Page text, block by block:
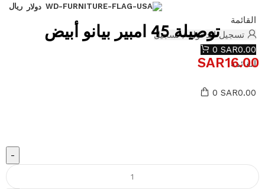
دولار ريال
القائمة
تسجيل الدخول / تسجيل
0 SAR0.00
القائمة
0 SAR0.00
توصيلة 45 امبير بيانو أبيض
SAR16.00